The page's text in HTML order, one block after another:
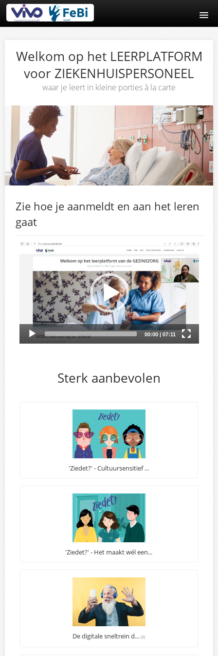
Aanmelding
Welkom op het LEERPLATFORM
voor ZIEKENHUISPERSONEEL
waar je leert in kleine porties à la carte
Zie hoe je aanmeldt en aan het leren
gaat
Sterk aanbevolen
'Ziedet?' - Cultuursensitief ...
'Ziedet?' - Het maakt wél een...
De digitale sneltrein d...(3)